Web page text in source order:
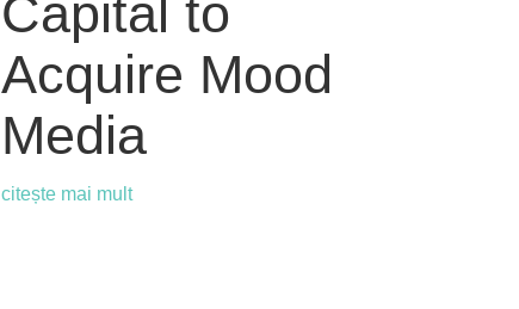
Capital to
Acquire Mood
Media
citește mai mult